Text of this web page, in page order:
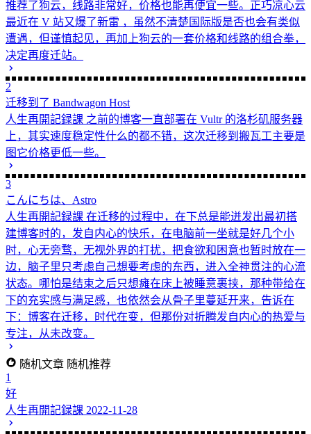
推荐了狗云，线路非常好，价格也能再便宜一些。正巧凉心云
最近在 V 站又爆了新雷 ，虽然不清楚国际版是否也会有类似
遭遇，但谨慎起见，再加上狗云的一套价格和线路的组合拳，
决定再度迁站。
2
迁移到了 Bandwagon Host
人生再開記録課 之前的博客一直部署在 Vultr 的洛杉矶服务器
上，其实速度稳定性什么的都不错，这次迁移到搬瓦工主要是
图它价格更低一些。
3
こんにちは、Astro
人生再開記録課 在迁移的过程中，在下总是能迸发出最初搭
建博客时的，发自内心的快乐，在电脑前一坐就是好几个小
时，心无旁骛，无视外界的打扰，把食欲和困意也暂时放在一
边，脑子里只考虑自己想要考虑的东西，进入全神贯注的心流
状态。哪怕是结束之后只想瘫在床上被睡意裹挟，那种带给在
下的充实感与满足感，也依然会从骨子里蔓延开来，告诉在
下：博客在迁移，时代在变，但那份对折腾发自内心的热爱与
专注，从未改变。
随机文章 随机推荐
1
好
人生再開記録課 2022-11-28